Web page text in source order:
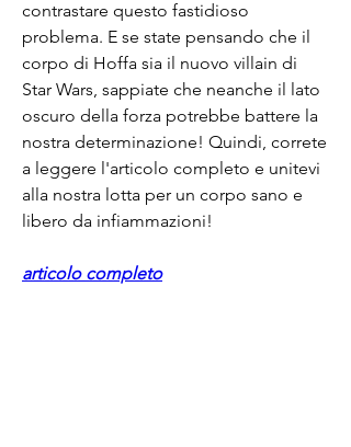
contrastare questo fastidioso
problema. E se state pensando che il
corpo di Hoffa sia il nuovo villain di
Star Wars, sappiate che neanche il lato
oscuro della forza potrebbe battere la
nostra determinazione! Quindi, correte
a leggere l'articolo completo e unitevi
alla nostra lotta per un corpo sano e
libero da infiammazioni!
articolo completo